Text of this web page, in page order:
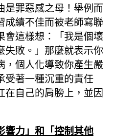
是罪惡感之母！舉例而
成績不佳而被老師寫聯
會這樣想：「我是個壞
失敗。」那麼就表示你
，個人化導致你產生嚴
受著一種沉重的責任
在自己的肩膀上，並因
響力」和「控制其他